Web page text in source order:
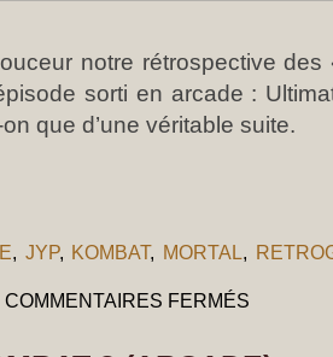
notre rétrospective
sorti en arcade :
que d’une véritable suite.
, JYP, KOMBAT, MORTAL,
COMMENTAIRES FERMÉS